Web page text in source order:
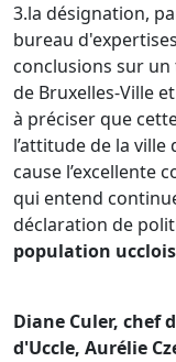
3.la désignation,
bureau
conclusions sur
de Bruxelles-Ville
à préciser que
l’attitude de la
cause l’excellente
qui entend
déclaration de
population
Diane Culer, chef
d'Uccle, Aurélie